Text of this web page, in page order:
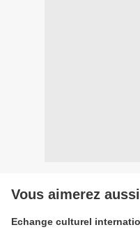
Vous aimerez aussi
Echange culturel